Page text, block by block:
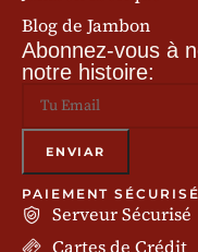
Blog de Jambon
Abonnez-vous à
notre histoire:
PAIEMENT SÉCURISÉ
Serveur Sécurisé
Cartes de Crédit